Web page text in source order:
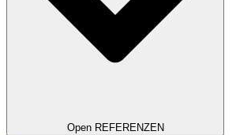
Open REFERENZEN